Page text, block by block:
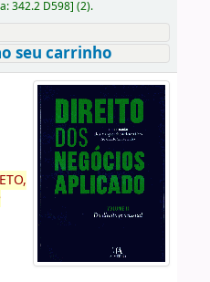
342.2 D598] (2).
seu carrinho